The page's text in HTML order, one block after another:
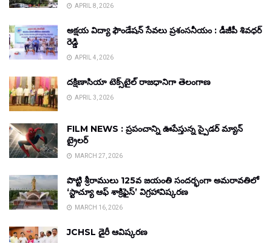
APRIL 8, 2026
అక్షయ విద్యా ఫౌండేషన్ సేవలు ప్రశంసనీయం : డీజీపీ శివధర్
రెడ్డి
APRIL 4, 2026
దక్షిణాసియా టెక్స్‌టైల్ రాజధానిగా తెలంగాణ
APRIL 3, 2026
FILM NEWS : ప్రపంచాన్ని ఊపేస్తున్న స్పైడర్ మ్యాన్
ట్రైలర్
MARCH 27, 2026
పొట్టి శ్రీరాములు 125వ జయంతి సందర్భంగా అమరావతిలో
‘స్టాచ్యూ ఆఫ్ శాక్రిఫైస్’ విగ్రహావిష్కరణ
MARCH 16, 2026
JCHSL డైరీ ఆవిష్కరణ